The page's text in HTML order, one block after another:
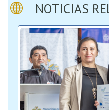
NOTICIAS